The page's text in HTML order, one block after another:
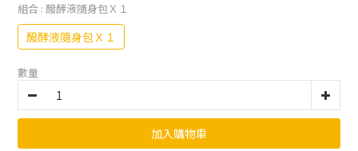
組合 : 醱酵液隨身包Ｘ１
醱酵液隨身包Ｘ１
數量
加入購物車